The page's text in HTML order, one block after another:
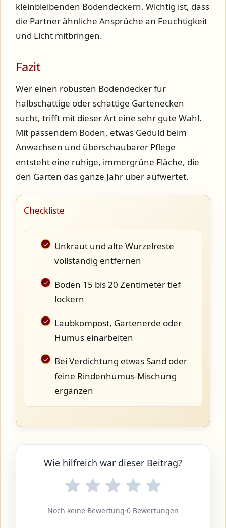
kleinbleibenden Bodendeckern. Wichtig ist, dass
die Partner ähnliche Ansprüche an Feuchtigkeit
und Licht mitbringen.
Fazit
Wer einen robusten Bodendecker für
halbschattige oder schattige Gartenecken
sucht, trifft mit dieser Art eine sehr gute Wahl.
Mit passendem Boden, etwas Geduld beim
Anwachsen und überschaubarer Pflege
entsteht eine ruhige, immergrüne Fläche, die
den Garten das ganze Jahr über aufwertet.
Checkliste
Unkraut und alte Wurzelreste
vollständig entfernen
Boden 15 bis 20 Zentimeter tief
lockern
Laubkompost, Gartenerde oder
Humus einarbeiten
Bei Verdichtung etwas Sand oder
feine Rindenhumus-Mischung
ergänzen
Wie hilfreich war dieser Beitrag?
Noch keine Bewertung·0 Bewertungen